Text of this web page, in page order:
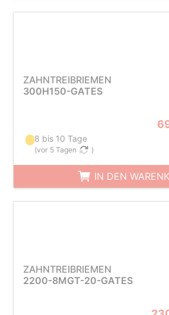
ZAHNTREIBRIEMEN
300H150-GATES
8 bis 10 Tage
(vor 5 Tagen )
IN DEN
ZAHNTREIBRIEMEN
2200-8MGT-20-GATES